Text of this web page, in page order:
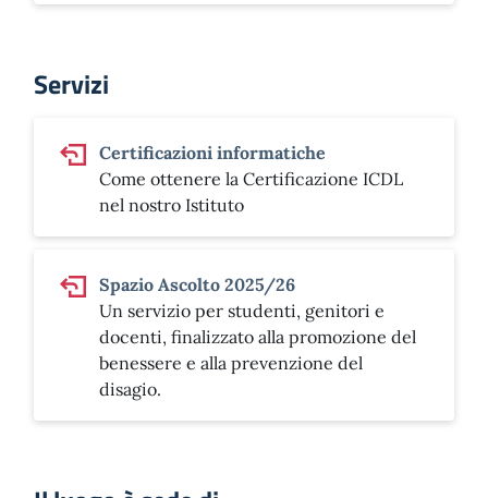
Servizi
Certificazioni informatiche
Come ottenere la Certificazione ICDL
nel nostro Istituto
Spazio Ascolto 2025/26
Un servizio per studenti, genitori e
docenti, finalizzato alla promozione del
benessere e alla prevenzione del
disagio.